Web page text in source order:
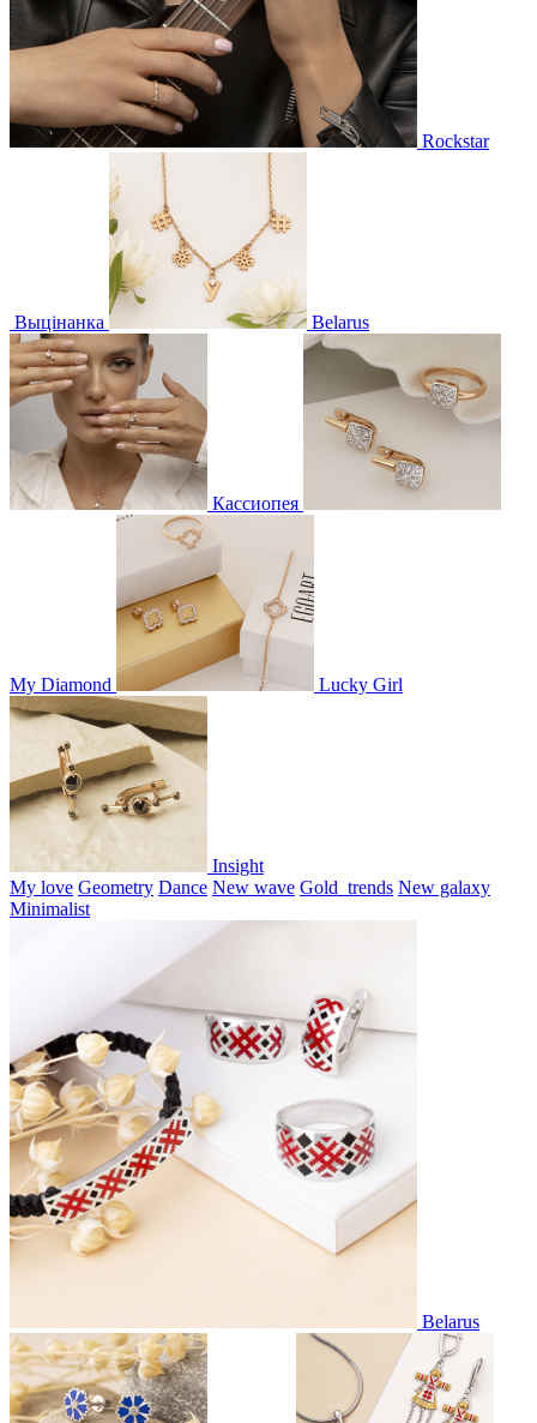
Rockstar
Выцінанка Belarus
Кассиопея
My Diamond Lucky Girl
Insight
My love Geometry Dance New wave Gold_trends New galaxy
Minimalist
Belarus